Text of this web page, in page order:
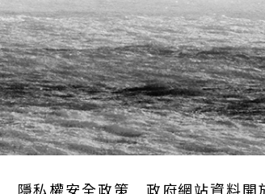
隱私權安全政策 政府網站資料開